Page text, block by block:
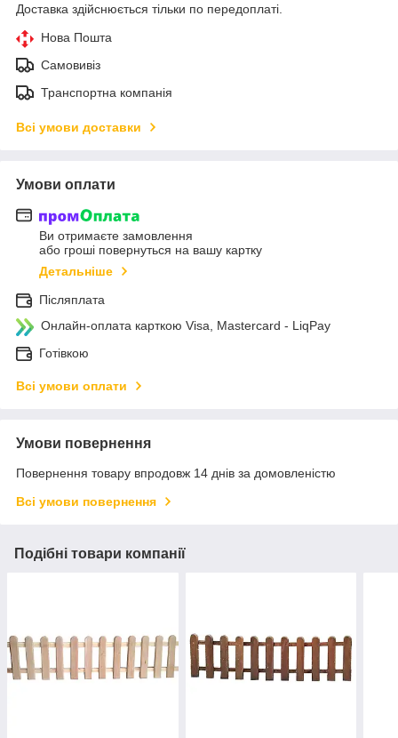
Доставка здійснюється тільки по передоплаті.
Нова Пошта
Самовивіз
Транспортна компанія
Всі умови доставки
Умови оплати
Ви отримаєте замовлення
або гроші повернуться на вашу картку
Детальніше
Післяплата
Онлайн-оплата карткою Visa, Mastercard - LiqPay
Готівкою
Всі умови оплати
Умови повернення
Повернення товару впродовж 14 днів за домовленістю
Всі умови повернення
Подібні товари компанії